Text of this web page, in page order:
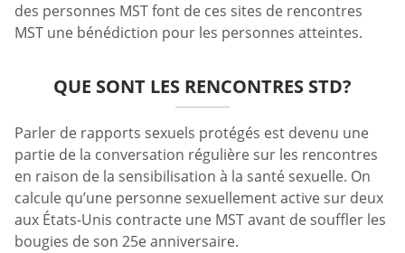
des personnes MST font de ces sites de rencontres
MST une bénédiction pour les personnes atteintes.
QUE SONT LES RENCONTRES STD?
Parler de rapports sexuels protégés est devenu une
partie de la conversation régulière sur les rencontres
en raison de la sensibilisation à la santé sexuelle. On
calcule qu’une personne sexuellement active sur deux
aux États-Unis contracte une MST avant de souffler les
bougies de son 25e anniversaire.